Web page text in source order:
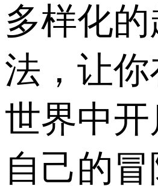
多样化
法，让
世界中
自己的冒